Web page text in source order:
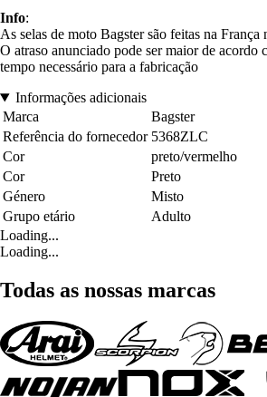
Info:
As selas de moto Bagster são feitas na França
O atraso anunciado pode ser maior de acordo
tempo necessário para a fabricação
Informações adicionais
Marca
Bagster
Referência do fornecedor 5368ZLC
Cor
preto/vermelho
Cor
Preto
Género
Misto
Grupo etário
Adulto
Loading...
Loading...
Todas as nossas marcas